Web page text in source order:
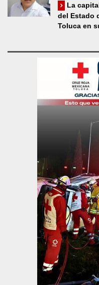
La
del Estado
Toluca en